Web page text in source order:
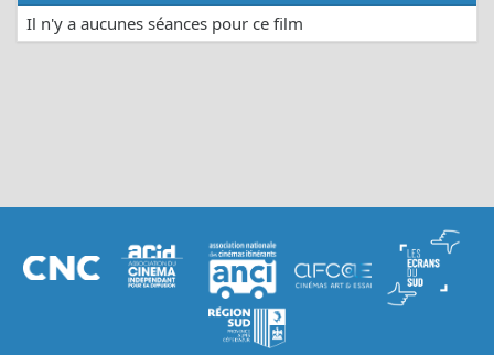
Il n'y a aucunes séances pour ce film